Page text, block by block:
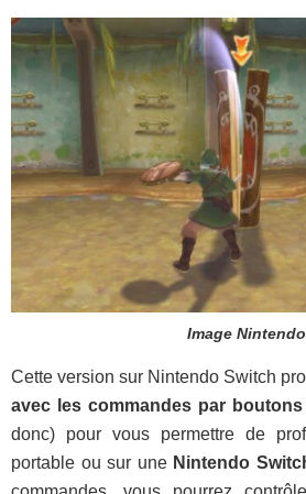
Image Nintendo
Cette version sur Nintendo Switch
avec les commandes par boutons
donc) pour vous permettre de
portable ou sur une Nintendo